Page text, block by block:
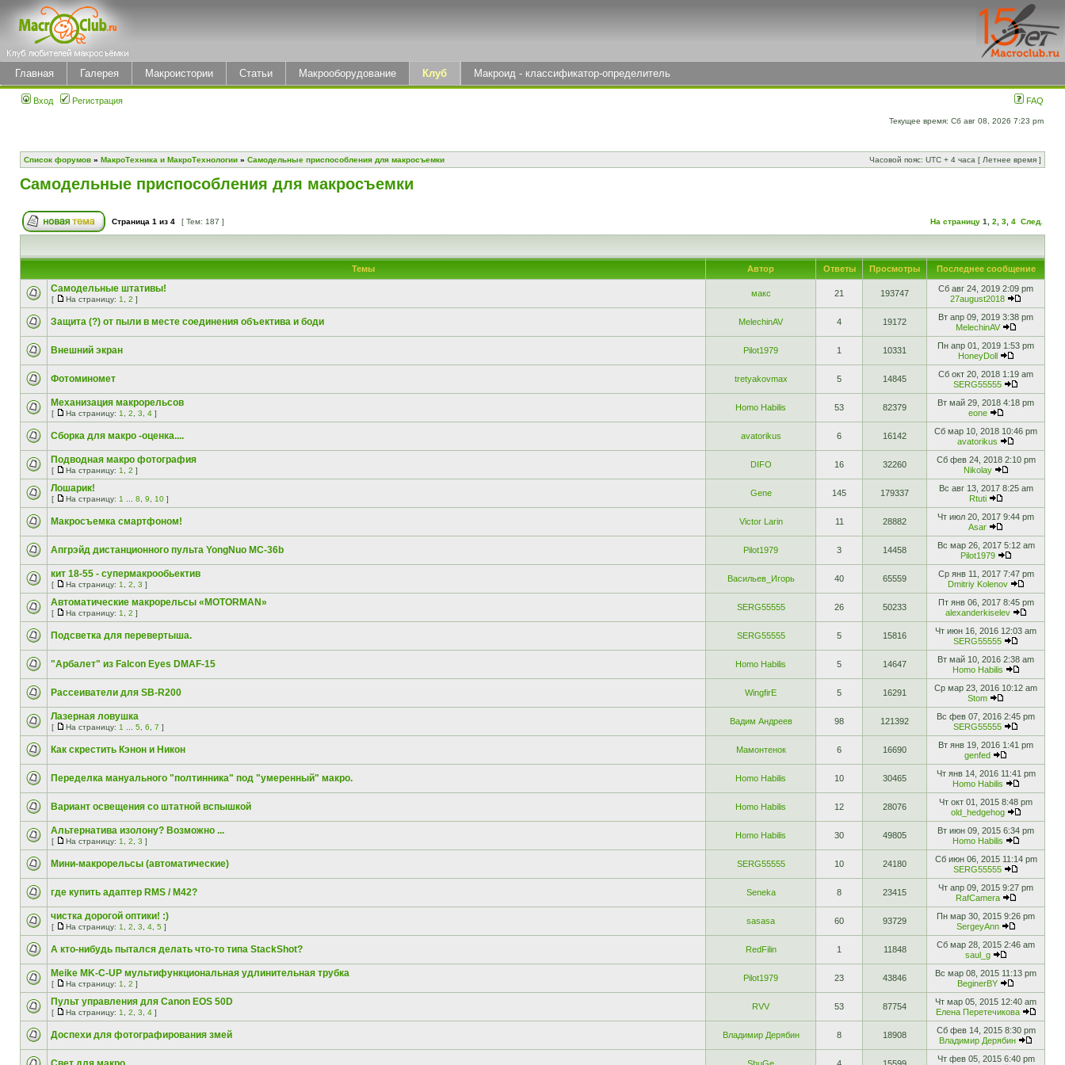
Главная Галерея Макроистории Статьи Макрооборудование Клуб Макроид - классификатор-определитель
Вход Регистрация FAQ
Текущее время: Сб авг 08, 2026 7:23 pm
Список форумов » МакроТехника и МакроТехнологии » Самодельные приспособления для макросъемки Часовой пояс: UTC + 4 часа [ Летнее время ]
Самодельные приспособления для макросъемки
Страница 1 из 4 [ Тем: 187 ] На страницу 1 2 3 4 След.
Темы Автор Ответы Просмотры Последнее сообщение
Самодельные штативы!
[ На страницу: 1 2 ]
макс 21 193747
Сб авг 24, 2019 2:09 pm
27august2018
Защита (?) от пыли в месте соединения объектива и боди MelechinAV 4 19172
Вт апр 09, 2019 3:38 pm
MelechinAV
Внешний экран Pilot1979 1 10331
Пн апр 01, 2019 1:53 pm
HoneyDoll
Фотоминомет tretyakovmax 5 14845
Сб окт 20, 2018 1:19 am
SERG55555
Механизация макрорельсов
[ На страницу: 1 2 3 4 ]
Homo Habilis 53 82379
Вт май 29, 2018 4:18 pm
eone
Сборка для макро -оценка.... avatorikus 6 16142
Сб мар 10, 2018 10:46 pm
avatorikus
Подводная макро фотография
[ На страницу: 1 2 ]
DIFO 16 32260
Сб фев 24, 2018 2:10 pm
Nikolay
Лошарик!
[ На страницу: 1 8 9 10 ]
Gene 145 179337
Вс авг 13, 2017 8:25 am
Rtuti
Макросъемка смартфоном! Victor Larin 11 28882
Чт июл 20, 2017 9:44 pm
Asar
Апгрэйд дистанционного пульта YongNuo MC-36b Pilot1979 3 14458
Вс мар 26, 2017 5:12 am
Pilot1979
кит 18-55 - супермакрообьектив
[ На страницу: 1 2 3 ]
Васильев_Игорь 40 65559
Ср янв 11, 2017 7:47 pm
Dmitriy Kolenov
Автоматические макрорельсы «MOTORMAN»
[ На страницу: 1 2 ]
SERG55555 26 50233
Пт янв 06, 2017 8:45 pm
alexanderkiselev
Подсветка для перевертыша. SERG55555 5 15816
Чт июн 16, 2016 12:03 am
SERG55555
"Арбалет" из Falcon Eyes DMAF-15 Homo Habilis 5 14647
Вт май 10, 2016 2:38 am
Homo Habilis
Рассеиватели для SB-R200 WingfirE 5 16291
Ср мар 23, 2016 10:12 am
Stom
Лазерная ловушка
[ На страницу: 1 5 6 7 ]
Вадим Андреев 98 121392
Вс фев 07, 2016 2:45 pm
SERG55555
Как скрестить Кэнон и Никон Мамонтенок 6 16690
Вт янв 19, 2016 1:41 pm
genfed
Переделка мануального "полтинника" под "умеренный" макро. Homo Habilis 10 30465
Чт янв 14, 2016 11:41 pm
Homo Habilis
Вариант освещения со штатной вспышкой Homo Habilis 12 28076
Чт окт 01, 2015 8:48 pm
old_hedgehog
Альтернатива изолону? Возможно ...
[ На страницу: 1 2 3 ]
Homo Habilis 30 49805
Вт июн 09, 2015 6:34 pm
Homo Habilis
Мини-макрорельсы (автоматические) SERG55555 10 24180
Сб июн 06, 2015 11:14 pm
SERG55555
где купить адаптер RMS / M42? Seneka 8 23415
Чт апр 09, 2015 9:27 pm
RafCamera
чистка дорогой оптики! :)
[ На страницу: 1 2 3 4 5 ]
sasasa 60 93729
Пн мар 30, 2015 9:26 pm
SergeyAnn
А кто-нибудь пытался делать что-то типа StackShot? RedFilin 1 11848
Сб мар 28, 2015 2:46 am
saul_g
Meike MK-C-UP мультифункциональная удлинительная трубка
[ На страницу: 1 2 ]
Pilot1979 23 43846
Вс мар 08, 2015 11:13 pm
BeginerBY
Пульт управления для Canon EOS 50D
[ На страницу: 1 2 3 4 ]
RVV 53 87754
Чт мар 05, 2015 12:40 am
Елена Перетечикова
Доспехи для фотографирования змей Владимир Дерябин 8 18908
Сб фев 14, 2015 8:30 pm
Владимир Дерябин
Чт фев 05, 2015 6:40 pm